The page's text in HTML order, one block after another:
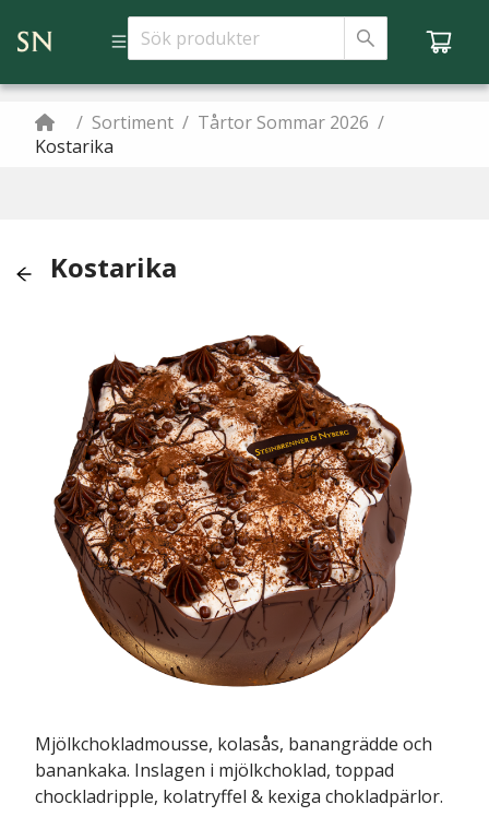
/ Sortiment / Tårtor Sommar 2026 /
Kostarika
Kostarika
Mjölkchokladmousse, kolasås, banangrädde och
banankaka. Inslagen i mjölkchoklad, toppad
chockladripple, kolatryffel & kexiga chokladpärlor.